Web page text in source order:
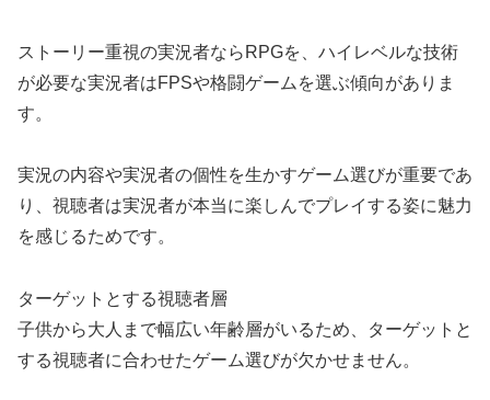
ストーリー重視の実況者ならRPGを、ハイレベルな技術
が必要な実況者はFPSや格闘ゲームを選ぶ傾向がありま
す。
実況の内容や実況者の個性を生かすゲーム選びが重要であ
り、視聴者は実況者が本当に楽しんでプレイする姿に魅力
を感じるためです。
ターゲットとする視聴者層
子供から大人まで幅広い年齢層がいるため、ターゲットと
する視聴者に合わせたゲーム選びが欠かせません。